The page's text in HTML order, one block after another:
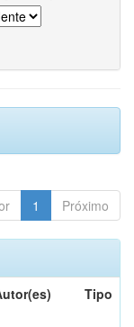
1 Próximo
Tipo